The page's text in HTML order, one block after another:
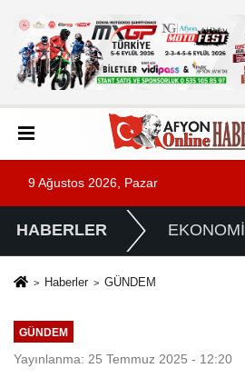
9 Ağustos 2026, Pazar
HABERLER EKONOMİ
Haberler GÜNDEM
GÜNDEM
Yayınlanma: 25 Temmuz 2025 - 12:20